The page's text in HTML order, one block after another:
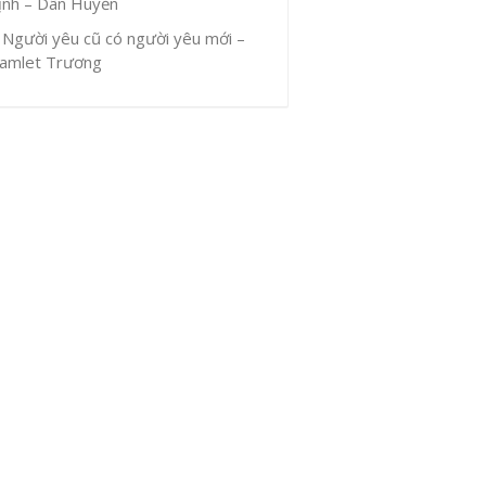
Người yêu cũ có người yêu mới –
Trương